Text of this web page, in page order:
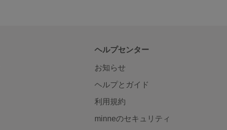
ヘルプセンター
お知らせ
ヘルプとガイド
利用規約
minneのセキュリティ